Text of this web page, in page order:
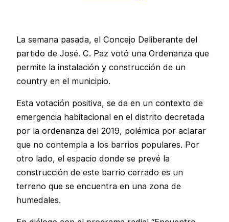
La semana pasada, el Concejo Deliberante del
partido de José. C. Paz votó una Ordenanza que
permite la instalación y construcción de un
country en el municipio.
Esta votación positiva, se da en un contexto de
emergencia habitacional en el distrito decretada
por la ordenanza del 2019, polémica por aclarar
que no contempla a los barrios populares. Por
otro lado, el espacio donde se prevé la
construcción de este barrio cerrado es un
terreno que se encuentra en una zona de
humedales.